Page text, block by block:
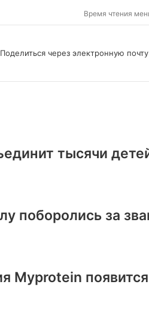
Время чтения
Поделиться через электронную почту
тысячи
поборолись за
Myprotein